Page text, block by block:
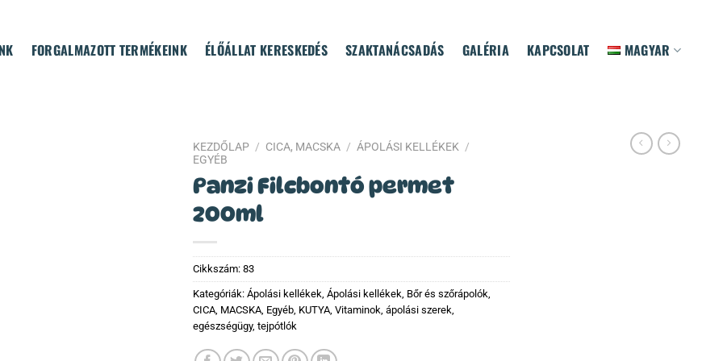
FORGALMAZOTT TERMÉKEINK ÉLŐÁLLAT KERESKEDÉS SZAKTANÁCSADÁS GALÉRIA KAPCSOLAT MAGYAR
KEZDŐLAP / CICA, MACSKA / ÁPOLÁSI KELLÉKEK /
EGYÉB
Panzi Filcbontó permet
200ml
Cikkszám: 83
Kategóriák: Ápolási kellékek Ápolási kellékek Bőr és szőrápolók
CICA, MACSKA Egyéb KUTYA Vitaminok, ápolási szerek,
egészségügy, tejpótlók